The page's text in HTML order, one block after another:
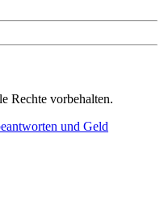
Rechte vorbehalten.